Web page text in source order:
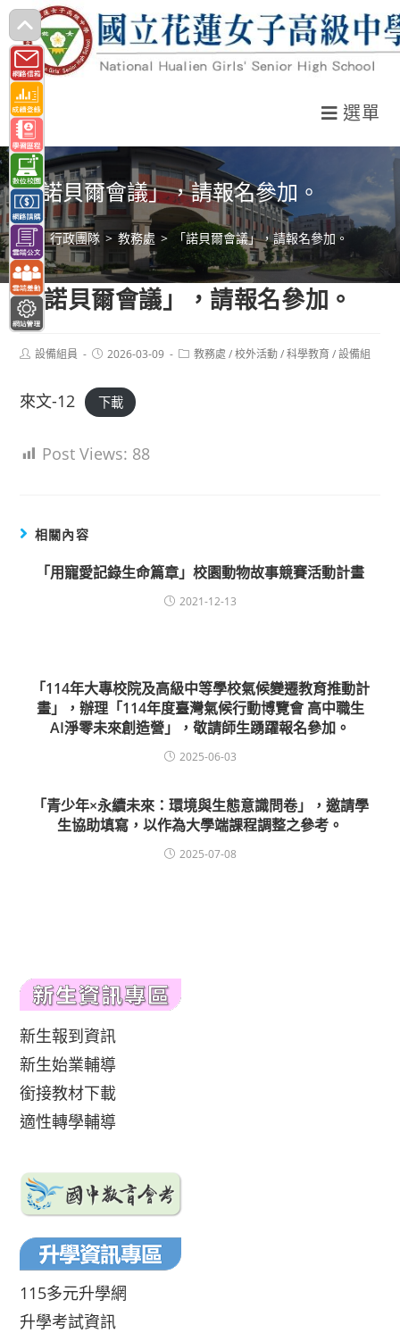
跳
轉
至
主
要
內
容
選單
「諾貝爾會議」，請報名參加。
> 行政團隊 > 教務處 > 「諾貝爾會議」，請報名參加。
「諾貝爾會議」，請報名參加。
Post設備組員
Post2026-03-09
Post教務處 / 校外活動 / 科學教育 / 設備組
來文-12 下載
Post Views: 88
相關內容
「用寵愛記錄生命篇章」校園動物故事競賽活動計畫
2021-12-13
「114年大專校院及高級中等學校氣候變遷教育推動計
畫」，辦理「114年度臺灣氣候行動博覽會 高中職生
AI淨零未來創造營」，敬請師生踴躍報名參加。
2025-06-03
「青少年×永續未來：環境與生態意識問卷」，邀請學
生協助填寫，以作為大學端課程調整之參考。
2025-07-08
新生報到資訊
新生始業輔導
銜接教材下載
適性轉學輔導
115多元升學網
升學考試資訊